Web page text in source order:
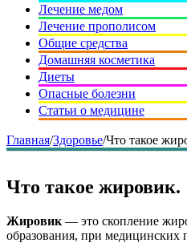
Лечение медом
Лечение прополисом
Общие средства
Домашняя косметика
Диеты
Опасные болезни
Статьи о медицине
Главная/Здоровье/Что такое
Что такое жировик.
Жировик — это скопление
образования, при медицинских